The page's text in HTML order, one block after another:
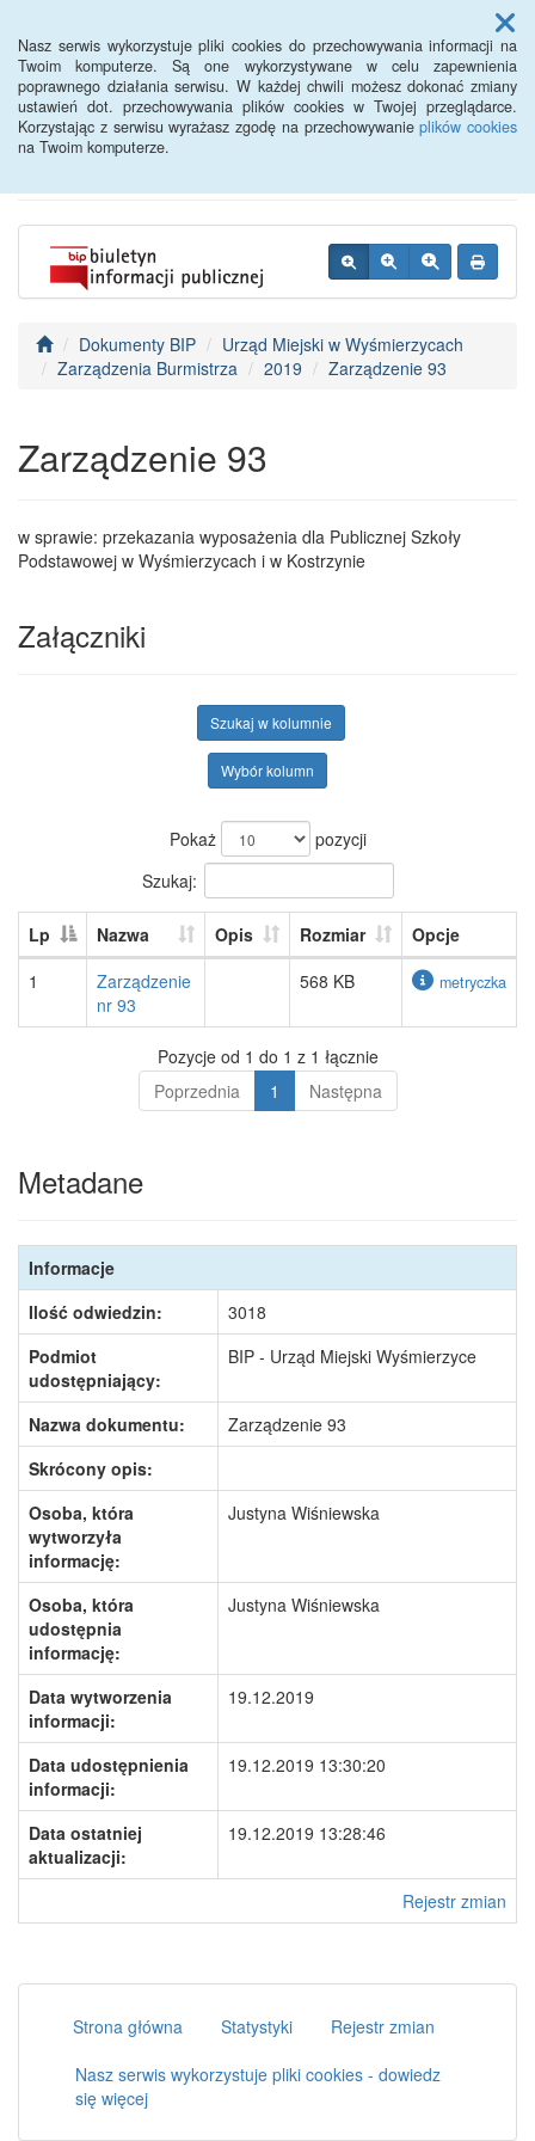
Nasz serwis wykorzystuje pliki cookies do przechowywania informacji na
Twoim komputerze. Są one wykorzystywane w celu zapewnienia
poprawnego działania serwisu. W każdej chwili możesz dokonać zmiany
ustawień dot. przechowywania plików cookies w Twojej przeglądarce.
Korzystając z serwisu wyrażasz zgodę na przechowywanieplików cookies
na Twoim komputerze.
Menu
BIP - Urząd Miejski
Wyśmierzyce
Dokumenty BIP
Urząd Miejski w Wyśmierzycach
Zarządzenia Burmistrza
2019 Zarządzenie 93
Zarządzenie 93
w sprawie: przekazania wyposażenia dla Publicznej Szkoły
Podstawowej w Wyśmierzycach i w Kostrzynie
Załączniki
Szukaj w kolumnie
Wybór kolumn
Pokaż
pozycji
Szukaj:
Lp Nazwa Opis Rozmiar
Opcje
1
Zarządzenie
nr 93
568 KB metryczka
Pozycje od 1 do 1 z 1 łącznie
Poprzednia
1 Następna
Metadane
Informacje
Ilość odwiedzin:
3018
Podmiot
udostępniający:
BIP - Urząd Miejski Wyśmierzyce
Nazwa dokumentu:
Zarządzenie 93
Skrócony opis:
Osoba, która
wytworzyła
informację:
Justyna Wiśniewska
Osoba, która
udostępnia
informację:
Justyna Wiśniewska
Data wytworzenia
informacji:
19.12.2019
Data udostępnienia
informacji:
19.12.2019 13:30:20
Data ostatniej
aktualizacji:
19.12.2019 13:28:46
Rejestr zmian
Strona główna Statystyki
Rejestr zmian
Nasz serwis wykorzystuje pliki cookies - dowiedz
się więcej